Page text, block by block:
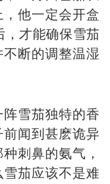
他一定会开盒
，才能确保雪茄
断的调整温湿
雪茄独特的香
闻到甚麽诡异
刺鼻的氨气，
茄应该不是难